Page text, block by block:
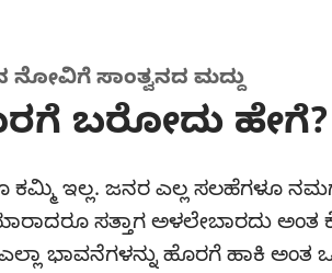
ಸಾಂತ್ವನದ ಮದ್ದು
ಬರೋದು ಹೇಗೆ?
ಕಮ್ಮಿ ಇಲ್ಲ. ಜನರ ಎಲ್ಲ ಸಲಹೆಗಳೂ
ಸತ್ತಾಗ ಅಳಲೇಬಾರದು ಅಂತ
ಭಾವನೆಗಳನ್ನು ಹೊರಗೆ ಹಾಕಿ ಅಂತ